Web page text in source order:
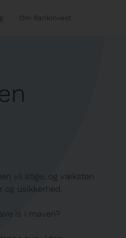
Om BankInvest
vil stige, og væksten
og usikkerhed.
is i maven?